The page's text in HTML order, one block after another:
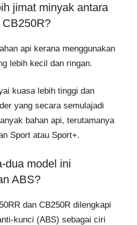
jimat minyak antara
api kerana menggunakan
lebih kecil dan ringan.
kuasa lebih tinggi dan
yang secara semulajadi
bahan api, terutamanya
Sport atau Sport+.
dua model ini
ABS?
dan CB250R dilengkapi
kunci (ABS) sebagai ciri